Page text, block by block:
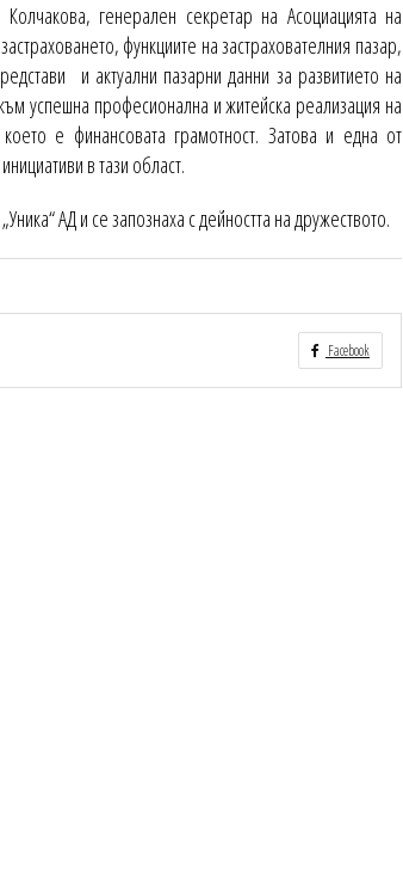
генерален секретар на Асоциацията на
функциите на застрахователния пазар,
и актуални пазарни данни за развитието на
успешна професионална и житейска реализация на
е финансовата грамотност. Затова и една от
в тази област.
АД и се запознаха с дейността на дружеството.
Facebook